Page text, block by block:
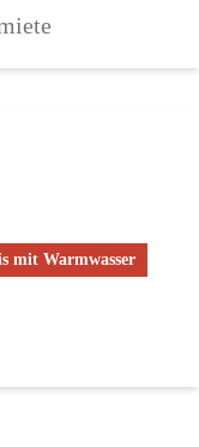
mit Warmwasser